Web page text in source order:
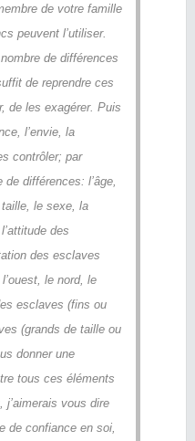
de votre famille
peuvent l’utiliser.
de différences
de reprendre ces
de les exagérer. Puis
l’envie, la
contrôler; par
différences: l’âge,
taille, le sexe, la
des
des esclaves
le nord, le
esclaves (fins ou
(grands de taille ou
donner une
tous ces éléments
vous dire
de confiance en soi,